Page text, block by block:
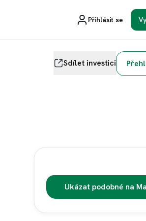
Přihlásit se
Sdílet investici
Ukázat podobné na